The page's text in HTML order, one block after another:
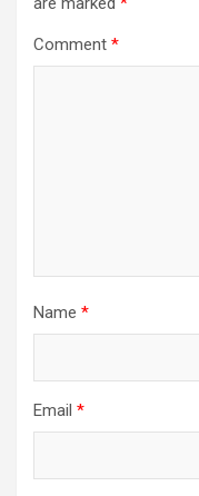
Comment *
Name *
Email *